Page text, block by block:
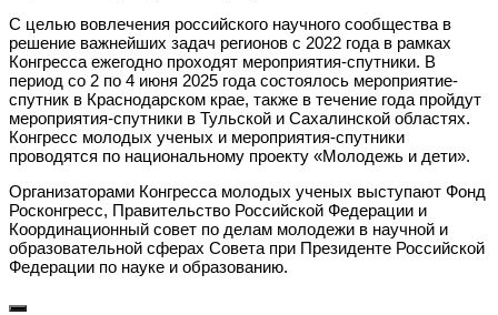
С целью вовлечения российского научного сообщества в
решение важнейших задач регионов с 2022 года в рамках
Конгресса ежегодно проходят мероприятия-спутники. В
период со 2 по 4 июня 2025 года состоялось мероприятие-
спутник в Краснодарском крае, также в течение года пройдут
мероприятия-спутники в Тульской и Сахалинской областях.
Конгресс молодых ученых и мероприятия-спутники
проводятся по национальному проекту «Молодежь и дети».
Организаторами Конгресса молодых ученых выступают Фонд
Росконгресс, Правительство Российской Федерации и
Координационный совет по делам молодежи в научной и
образовательной сферах Совета при Президенте Российской
Федерации по науке и образованию.